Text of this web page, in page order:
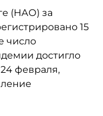
(НАО) за
15
число
достигло
февраля,